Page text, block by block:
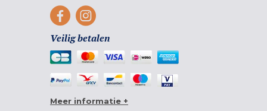
Veilig betalen
Meer informatie +